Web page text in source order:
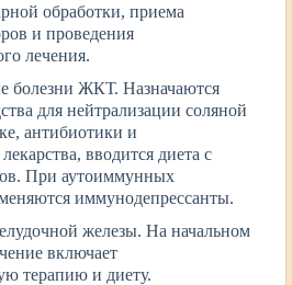
обработки, приема
и проведения
лечения.
болезни ЖКТ. Назначаются
для нейтрализации соляной
антибиотики и
вводится диета с
При аутоиммунных
иммунодепрессанты.
железы. На начальном
включает
терапию и диету.